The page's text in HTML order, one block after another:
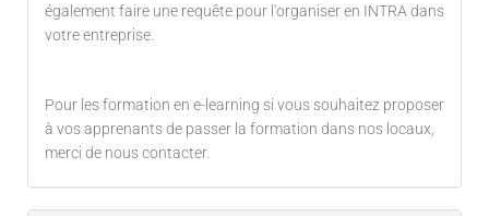
également faire une requête pour l'organiser en INTRA dans
votre entreprise.
Pour les formation en e-learning si vous souhaitez proposer
à vos apprenants de passer la formation dans nos locaux,
merci de nous contacter.